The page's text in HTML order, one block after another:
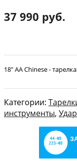
37 990 руб.
18" AA Chinese -
Категории:
инструменты,